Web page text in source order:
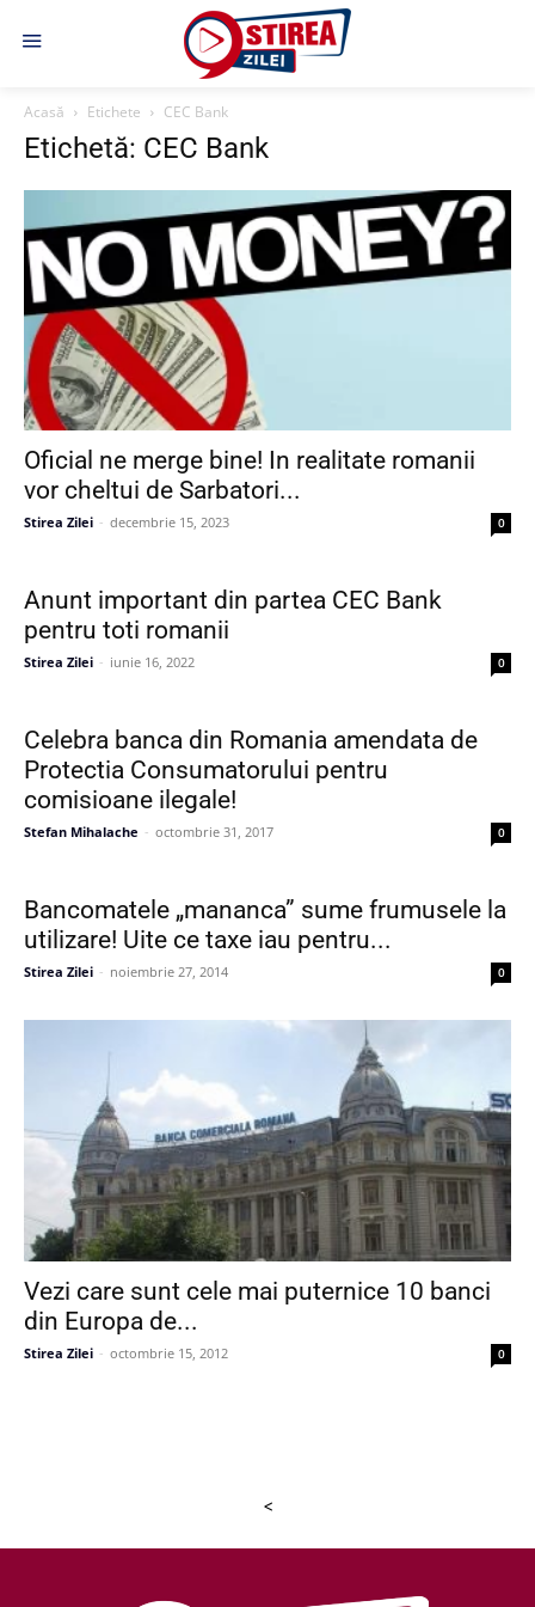
Acasă Etichete CEC Bank
Etichetă: CEC Bank
Oficial ne merge bine! In realitate romanii
vor cheltui de Sarbatori...
Stirea Zilei - decembrie 15, 2023 0
Anunt important din partea CEC Bank
pentru toti romanii
Stirea Zilei - iunie 16, 2022 0
Celebra banca din Romania amendata de
Protectia Consumatorului pentru
comisioane ilegale!
Stefan Mihalache - octombrie 31, 2017 0
Bancomatele „mananca” sume frumusele la
utilizare! Uite ce taxe iau pentru...
Stirea Zilei - noiembrie 27, 2014 0
Vezi care sunt cele mai puternice 10 banci
din Europa de...
Stirea Zilei - octombrie 15, 2012 0
<